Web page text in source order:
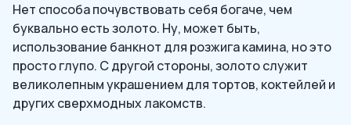
Нет способа почувствовать себя богаче, чем
буквально есть золото. Ну, может быть,
использование банкнот для розжига камина, но это
просто глупо. С другой стороны, золото служит
великолепным украшением для тортов, коктейлей и
других сверхмодных лакомств.